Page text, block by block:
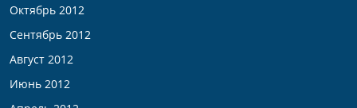
Октябрь 2012
Сентябрь 2012
Август 2012
Июнь 2012